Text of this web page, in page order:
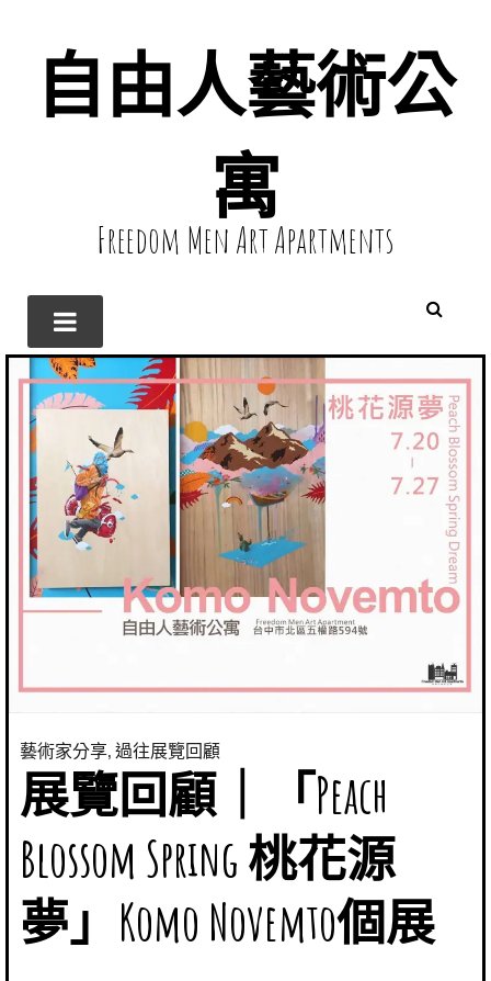
自由人藝術公
寓
Freedom Men Art Apartments
藝術家分享,過往展覽回顧
展覽回顧｜「Peach
Blossom Spring 桃花源
夢」Komo Novemto個展